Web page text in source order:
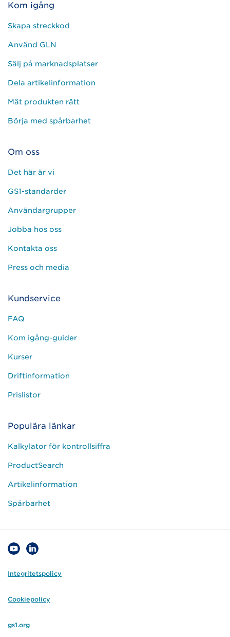
Kom igång
Skapa streckkod
Använd GLN
Sälj på marknadsplatser
Dela artikelinformation
Mät produkten rätt
Börja med spårbarhet
Om oss
Det här är vi
GS1-standarder
Användargrupper
Jobba hos oss
Kontakta oss
Press och media
Kundservice
FAQ
Kom igång-guider
Kurser
Driftinformation
Prislistor
Populära länkar
Kalkylator för kontrollsiffra
ProductSearch
Artikelinformation
Spårbarhet
Integritetspolicy
Cookiepolicy
gs1.org